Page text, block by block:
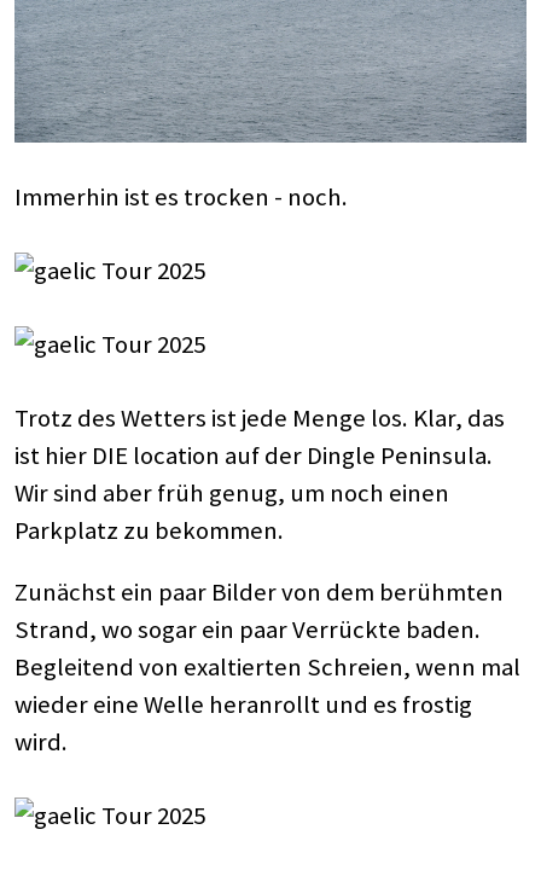
Immerhin ist es trocken - noch.
Trotz des Wetters ist jede Menge los. Klar, das
ist hier DIE location auf der Dingle Peninsula.
Wir sind aber früh genug, um noch einen
Parkplatz zu bekommen.
Zunächst ein paar Bilder von dem berühmten
Strand, wo sogar ein paar Verrückte baden.
Begleitend von exaltierten Schreien, wenn mal
wieder eine Welle heranrollt und es frostig
wird.